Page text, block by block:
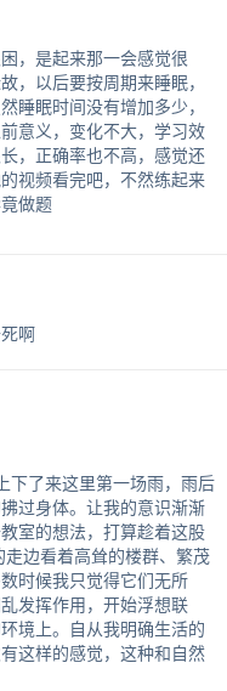
，是起来那一会感觉很
，以后要按周期来睡眠，
睡眠时间没有增加多少，
意义，变化不大，学习效
，正确率也不高，感觉还
视频看完吧，不然练起来
做题
啊
下了来这里第一场雨，雨后
过身体。让我的意识渐渐
室的想法，打算趁着这股
边看着高耸的楼群、繁茂
时候我只觉得它们无所
发挥作用，开始浮想联
境上。自从我明确生活的
这样的感觉，这种和自然